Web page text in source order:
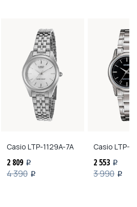
Casio LTP-1129A-7A
2 809 i
4 390 i
Casio LTP-
2 553 i
3 990 i